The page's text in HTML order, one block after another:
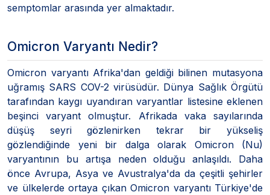
semptomlar arasında yer almaktadır.
Omicron Varyantı Nedir?
Omicron varyantı Afrika'dan geldiği bilinen mutasyona
uğramış SARS COV-2 virüsüdür. Dünya Sağlık Örgütü
tarafından kaygı uyandıran varyantlar listesine eklenen
beşinci varyant olmuştur. Afrikada vaka sayılarında
düşüş seyri gözlenirken tekrar bir yükseliş
gözlendiğinde yeni bir dalga olarak Omicron (Nu)
varyantının bu artışa neden olduğu anlaşıldı. Daha
önce Avrupa, Asya ve Avustralya'da da çeşitli şehirler
ve ülkelerde ortaya çıkan Omicron varyantı Türkiye'de